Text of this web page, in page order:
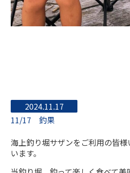
2024.11.17
11/17 釣果
海上釣り堀サザンをご利用の皆
います。